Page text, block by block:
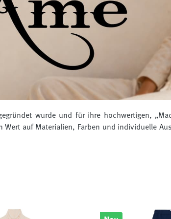
wurde und für ihre hochwertigen,
auf Materialien, Farben und individuelle